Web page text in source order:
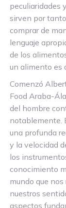
peculiaridades
sirven por
comprar de
lenguaje
de los
un alimento es
Comenzó
Food Araba-
del hombre
notablemente.
una profunda
y la velocidad
los
conocimiento
mundo que
nuestros
aspectos